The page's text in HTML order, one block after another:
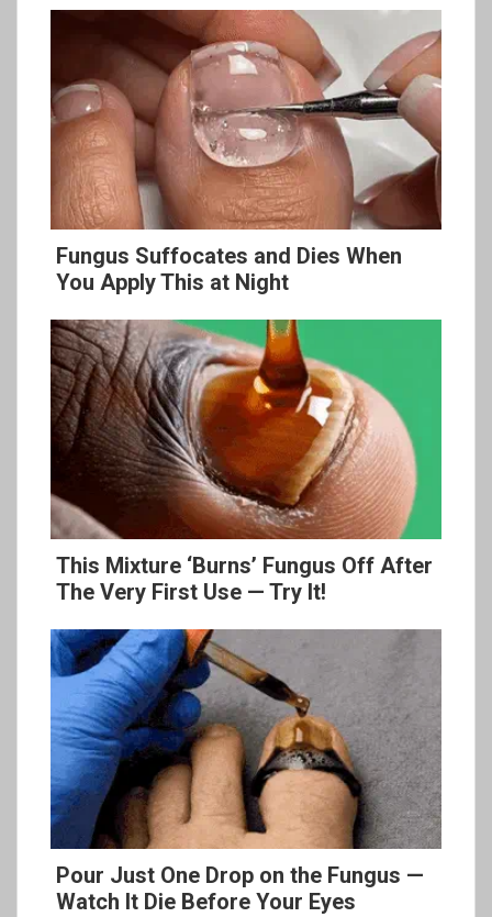
Fungus Suffocates and Dies When
You Apply This at Night
This Mixture ‘Burns’ Fungus Off After
The Very First Use — Try It!
Pour Just One Drop on the Fungus —
Watch It Die Before Your Eyes